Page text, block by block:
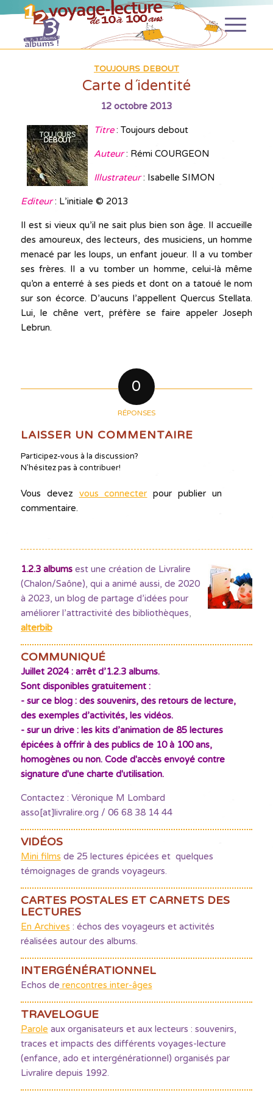
TOUJOURS DEBOUT
Carte d´identité
12 octobre 2013
Titre: Toujours debout
Auteur: Rémi COURGEON
Illustrateur: Isabelle SIMON
Editeur: L’initiale © 2013
Il est si vieux qu’il ne sait plus bien son âge. Il accueille
des amoureux, des lecteurs, des musiciens, un homme
menacé par les loups, un enfant joueur. Il a vu tomber
ses frères. Il a vu tomber un homme, celui-là même
qu’on a enterré à ses pieds et dont on a tatoué le nom
sur son écorce. D’aucuns l’appellent Quercus Stellata.
Lui, le chêne vert, préfère se faire appeler Joseph
Lebrun.
0
RÉPONSES
LAISSER UN COMMENTAIRE
Participez-vous à la discussion?
N'hésitez pas à contribuer!
Vous devez vous connecter pour publier un
commentaire.
1.2.3 albumsest une création de Livralire
(Chalon/Saône), qui a animé aussi, de 2020
à 2023, un blog de partage d’idées pour
améliorer l’attractivité des bibliothèques,
alterbib
COMMUNIQUÉ
Juillet 2024 : arrêt d’1.2.3 albums.
Sont disponibles gratuitement :
- sur ce blog : des souvenirs, des retours de lecture,
des exemples d’activités, les vidéos.
- sur un drive : les kits d’animation de 85 lectures
épicées à offrir à des publics de 10 à 100 ans,
homogènes ou non. Code d'accès envoyé contre
signature d'une charte d'utilisation.
Contactez : Véronique M Lombard
asso[at]livralire.org / 06 68 38 14 44
VIDÉOS
Mini films de 25 lectures épicées et quelques
témoignages de grands voyageurs.
CARTES POSTALES ET CARNETS DES
LECTURES
En Archives : échos des voyageurs et activités
réalisées autour des albums.
INTERGÉNÉRATIONNEL
Echos de rencontres inter-âges
TRAVELOGUE
Parole aux organisateurs et aux lecteurs : souvenirs,
traces et impacts des différents voyages-lecture
(enfance, ado et intergénérationnel) organisés par
Livralire depuis 1992.